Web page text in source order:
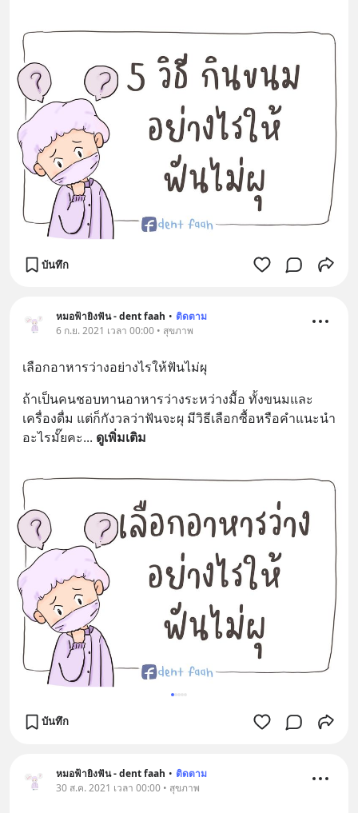
บันทึก
หมอฟ้ายิงฟัน - dent faah • ติดตาม
6 ก.ย. 2021 เวลา 00:00 • สุขภาพ
เลือกอาหารว่างอย่างไรให้ฟันไม่ผุ
ถ้าเป็นคนชอบทานอาหารว่างระหว่างมื้อ ทั้งขนมและ
เครื่องดื่ม แต่ก็กังวลว่าฟันจะผุ มีวิธีเลือกซื้อหรือคำแนะนำ
อะไรมั๊ยคะ... ดูเพิ่มเติม
บันทึก
หมอฟ้ายิงฟัน - dent faah • ติดตาม
30 ส.ค. 2021 เวลา 00:00 • สุขภาพ